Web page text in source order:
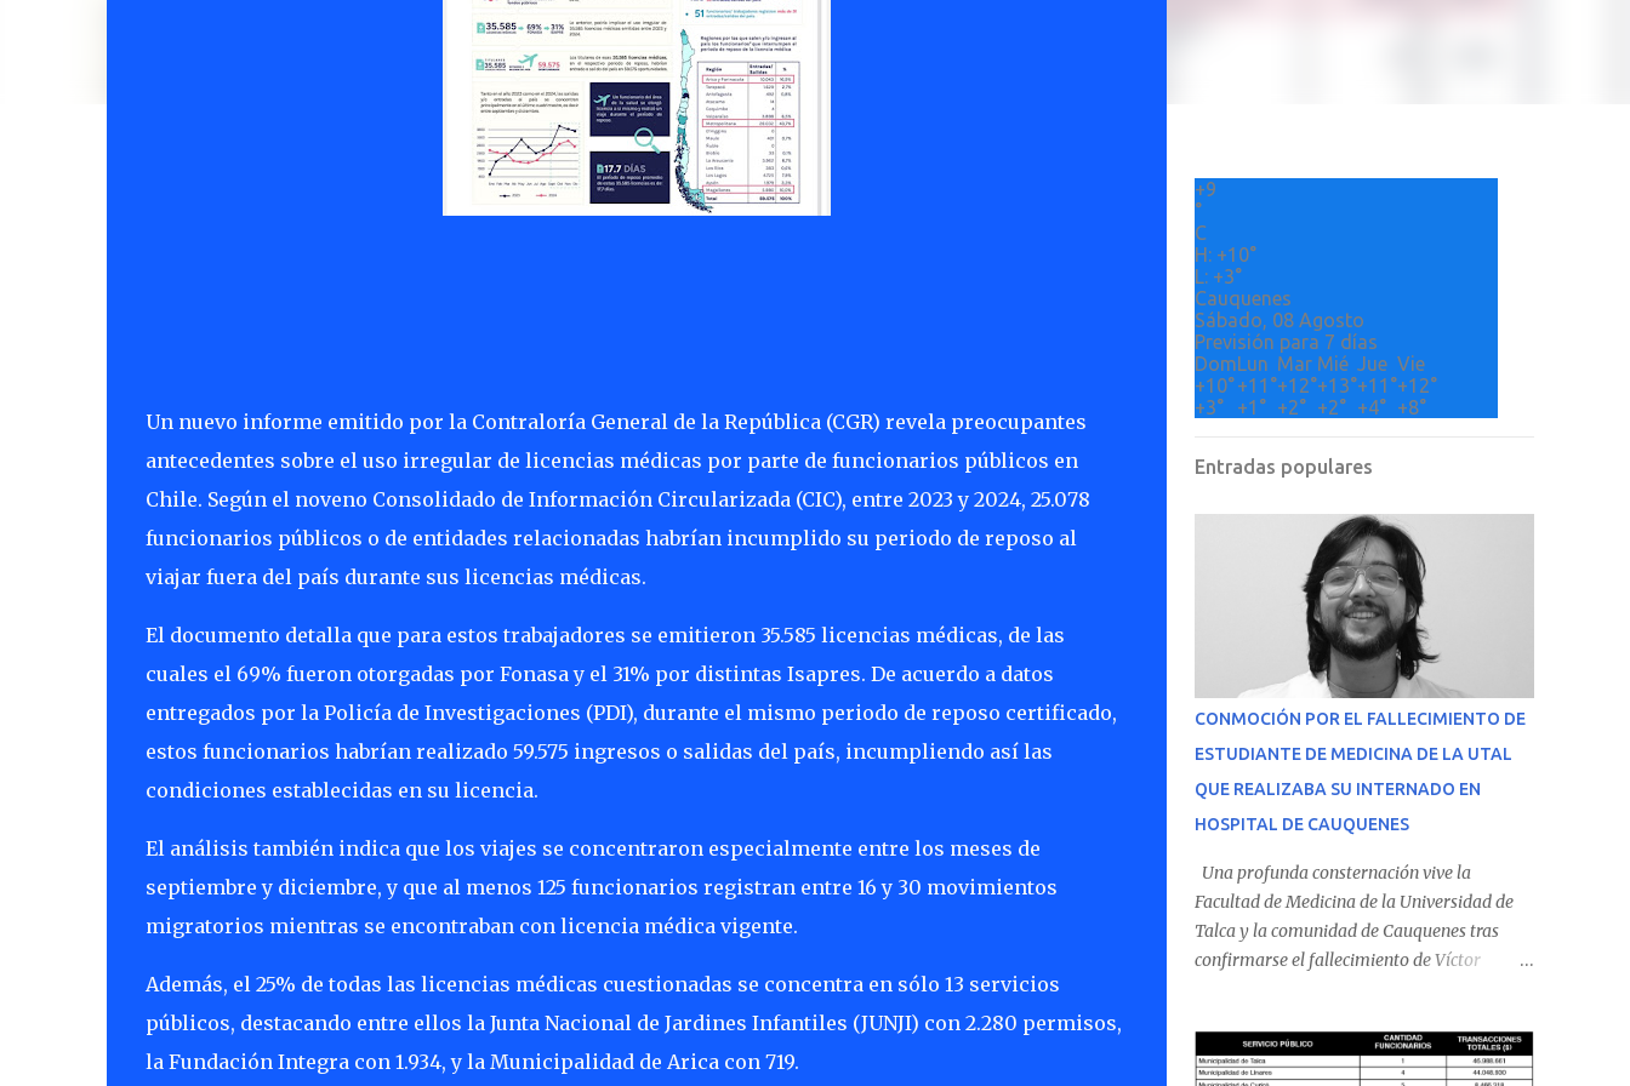
Un nuevo informe emitido por la Contraloría General de la República (CGR) revela preocupantes
antecedentes sobre el uso irregular de licencias médicas por parte de funcionarios públicos en
Chile. Según el noveno Consolidado de Información Circularizada (CIC), entre 2023 y 2024, 25.078
funcionarios públicos o de entidades relacionadas habrían incumplido su periodo de reposo al
viajar fuera del país durante sus licencias médicas.
El documento detalla que para estos trabajadores se emitieron 35.585 licencias médicas, de las
cuales el 69% fueron otorgadas por Fonasa y el 31% por distintas Isapres. De acuerdo a datos
entregados por la Policía de Investigaciones (PDI), durante el mismo periodo de reposo certificado,
estos funcionarios habrían realizado 59.575 ingresos o salidas del país, incumpliendo así las
condiciones establecidas en su licencia.
El análisis también indica que los viajes se concentraron especialmente entre los meses de
septiembre y diciembre, y que al menos 125 funcionarios registran entre 16 y 30 movimientos
migratorios mientras se encontraban con licencia médica vigente.
Además, el 25% de todas las licencias médicas cuestionadas se concentra en sólo 13 servicios
públicos, destacando entre ellos la Junta Nacional de Jardines Infantiles (JUNJI) con 2.280 permisos,
la Fundación Integra con 1.934, y la Municipalidad de Arica con 719.
+9
°
C
H: +10°
L: +3°
Cauquenes
Sábado, 08 Agosto
Previsión para 7 días
DomLun Mar Mié Jue Vie
+10°+11°+12°+13°+11°+12°
+3° +1° +2° +2° +4° +8°
Entradas populares
CONMOCIÓN POR EL FALLECIMIENTO DE
ESTUDIANTE DE MEDICINA DE LA UTAL
QUE REALIZABA SU INTERNADO EN
HOSPITAL DE CAUQUENES
Una profunda consternación vive la
Facultad de Medicina de la Universidad de
Talca y la comunidad de Cauquenes tras
confirmarse el fallecimiento de Víctor
Cauquenes. De acuerdo con los antecedentes
conocidos, el joven se presentó a cumplir su